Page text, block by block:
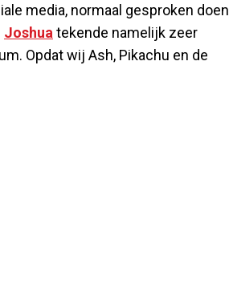
media, normaal gesproken doen
Joshua tekende namelijk zeer
Opdat wij Ash, Pikachu en de